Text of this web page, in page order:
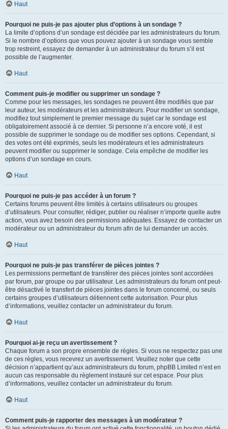
Haut
Pourquoi ne puis-je pas ajouter plus d’options à un sondage ?
La limite d’options d’un sondage est décidée par les administrateurs du forum.
Si le nombre d’options que vous pouvez ajouter à un sondage vous semble
trop restreint, essayez de demander à un administrateur du forum s’il est
possible de l’augmenter.
Haut
Comment puis-je modifier ou supprimer un sondage ?
Comme pour les messages, les sondages ne peuvent être modifiés que par
leur auteur, les modérateurs et les administrateurs. Pour modifier un sondage,
modifiez tout simplement le premier message du sujet car le sondage est
obligatoirement associé à ce dernier. Si personne n’a encore voté, il est
possible de supprimer le sondage ou de modifier ses options. Cependant, si
des votes ont été exprimés, seuls les modérateurs et les administrateurs
peuvent modifier ou supprimer le sondage. Cela empêche de modifier les
options d’un sondage en cours.
Haut
Pourquoi ne puis-je pas accéder à un forum ?
Certains forums peuvent être limités à certains utilisateurs ou groupes
d’utilisateurs. Pour consulter, rédiger, publier ou réaliser n’importe quelle autre
action, vous avez besoin des permissions adéquates. Essayez de contacter un
modérateur ou un administrateur du forum afin de lui demander un accès.
Haut
Pourquoi ne puis-je pas transférer de pièces jointes ?
Les permissions permettant de transférer des pièces jointes sont accordées
par forum, par groupe ou par utilisateur. Les administrateurs du forum ont peut-
être désactivé le transfert de pièces jointes dans le forum concerné, ou seuls
certains groupes d’utilisateurs détiennent cette autorisation. Pour plus
d’informations, veuillez contacter un administrateur du forum.
Haut
Pourquoi ai-je reçu un avertissement ?
Chaque forum a son propre ensemble de règles. Si vous ne respectez pas une
de ces règles, vous recevrez un avertissement. Veuillez noter que cette
décision n’appartient qu’aux administrateurs du forum, phpBB Limited n’est en
aucun cas responsable du règlement instauré sur cet espace. Pour plus
d’informations, veuillez contacter un administrateur du forum.
Haut
Comment puis-je rapporter des messages à un modérateur ?